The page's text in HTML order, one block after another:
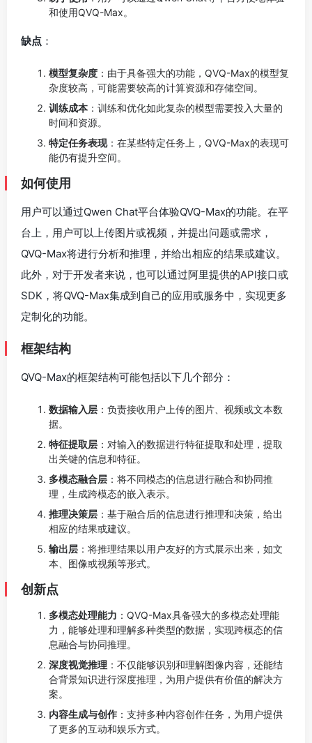
和使用QVQ-Max。
缺点 ：
模型复杂度 ：由于具备强大的功能，QVQ-Max的模型复
杂度较高，可能需要较高的计算资源和存储空间。
训练成本 ：训练和优化如此复杂的模型需要投入大量的
时间和资源。
特定任务表现：在某些特定任务上，QVQ-Max的表现可
能仍有提升空间。
如何使用
用户可以通过Qwen Chat平台体验QVQ-Max的功能。在平
台上，用户可以上传图片或视频，并提出问题或需求，
QVQ-Max将进行分析和推理，并给出相应的结果或建议。
此外，对于开发者来说，也可以通过阿里提供的API接口或
SDK，将QVQ-Max集成到自己的应用或服务中，实现更多
定制化的功能。
框架结构
QVQ-Max的框架结构可能包括以下几个部分：
数据输入层 ：负责接收用户上传的图片、视频或文本数
据。
特征提取层 ：对输入的数据进行特征提取和处理，提取
出关键的信息和特征。
多模态融合层 ：将不同模态的信息进行融合和协同推
理，生成跨模态的嵌入表示。
推理决策层 ：基于融合后的信息进行推理和决策，给出
相应的结果或建议。
输出层 ：将推理结果以用户友好的方式展示出来，如文
本、图像或视频等形式。
创新点
多模态处理能力 ：QVQ-Max具备强大的多模态处理能
力，能够处理和理解多种类型的数据，实现跨模态的信
息融合与协同推理。
深度视觉推理 ：不仅能够识别和理解图像内容，还能结
合背景知识进行深度推理，为用户提供有价值的解决方
案。
内容生成与创作 ：支持多种内容创作任务，为用户提供
了更多的互动和娱乐方式。